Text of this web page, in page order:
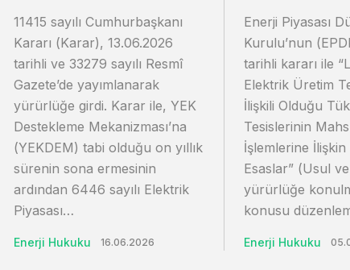
11415 sayılı Cumhurbaşkanı
Kararı (Karar), 13.06.2026
tarihli ve 33279 sayılı Resmî
Gazete’de yayımlanarak
yürürlüğe girdi. Karar ile, YEK
Destekleme Mekanizması’na
(YEKDEM) tabi olduğu on yıllık
sürenin sona ermesinin
ardından 6446 sayılı Elektrik
Piyasası…
Enerji Hukuku 16.06.2026
Enerji Piyasası
Kurulu’nun
tarihli kararı ile
Elektrik Üretim
İlişkili Olduğu
Tesislerinin
İşlemlerine
Esaslar” (Usul
yürürlüğe
konusu
Enerji Hukuku